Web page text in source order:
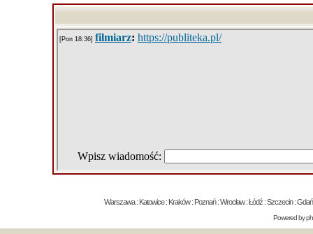
Warszawa : Katowice : Kraków : Poznań : Wrocław : Łódź : Szczecin :
Powered by